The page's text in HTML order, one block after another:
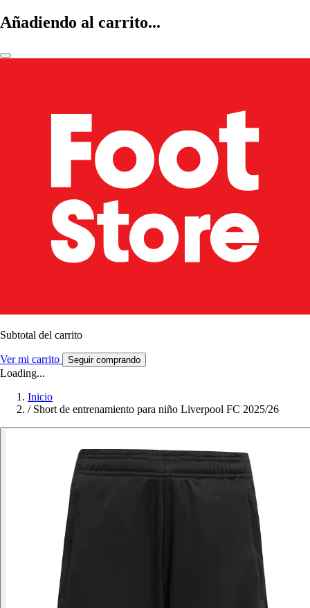
Añadiendo al carrito...
Subtotal del carrito
Ver mi carrito Seguir comprando
Loading...
Inicio
/ Short de entrenamiento para niño Liverpool FC 2025/26